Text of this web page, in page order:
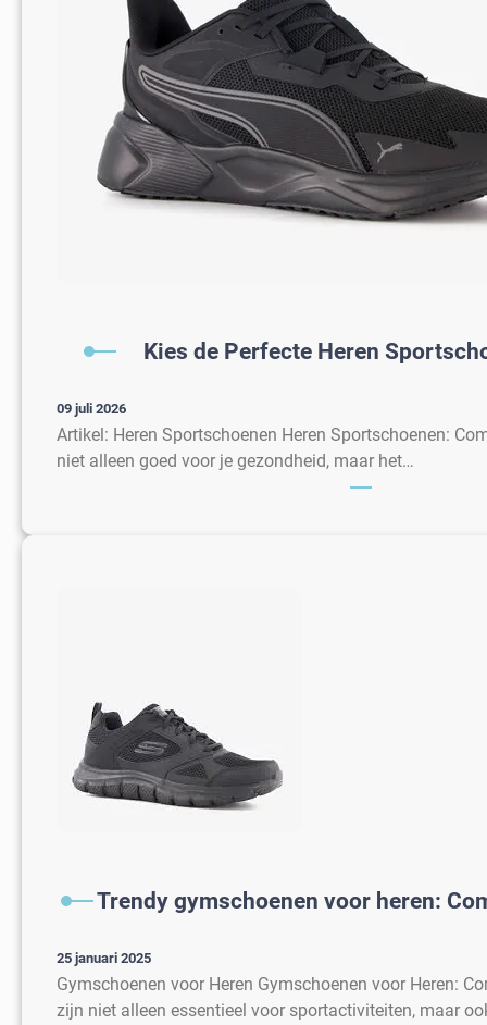
Kies de Perfecte Heren
09 juli 2026
Artikel: Heren Sportschoenen Heren Sportschoenen:
niet alleen goed voor je gezondheid, maar het…
Trendy gymschoenen voor heren:
25 januari 2025
Gymschoenen voor Heren Gymschoenen voor Heren:
zijn niet alleen essentieel voor sportactiviteiten, maar